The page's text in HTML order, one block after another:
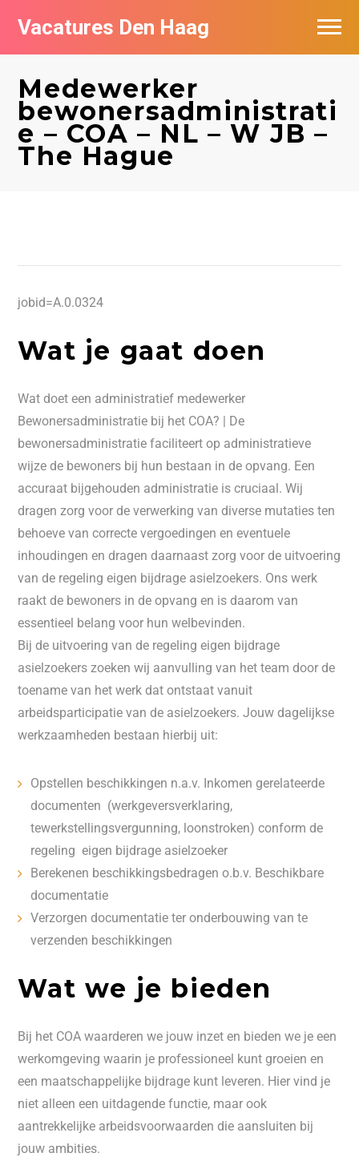
Vacatures Den Haag
Medewerker
bewonersadministrati
e – COA – NL – W JB –
The Hague
jobid=A.0.0324
Wat je gaat doen
Wat doet een administratief medewerker
Bewonersadministratie bij het COA? | De
bewonersadministratie faciliteert op administratieve
wijze de bewoners bij hun bestaan in de opvang. Een
accuraat bijgehouden administratie is cruciaal. Wij
dragen zorg voor de verwerking van diverse mutaties ten
behoeve van correcte vergoedingen en eventuele
inhoudingen en dragen daarnaast zorg voor de uitvoering
van de regeling eigen bijdrage asielzoekers. Ons werk
raakt de bewoners in de opvang en is daarom van
essentieel belang voor hun welbevinden.
Bij de uitvoering van de regeling eigen bijdrage
asielzoekers zoeken wij aanvulling van het team door de
toename van het werk dat ontstaat vanuit
arbeidsparticipatie van de asielzoekers. Jouw dagelijkse
werkzaamheden bestaan hierbij uit:
Opstellen beschikkingen n.a.v. Inkomen gerelateerde
documenten (werkgeversverklaring,
tewerkstellingsvergunning, loonstroken) conform de
regeling eigen bijdrage asielzoeker
Berekenen beschikkingsbedragen o.b.v. Beschikbare
documentatie
Verzorgen documentatie ter onderbouwing van te
verzenden beschikkingen
Wat we je bieden
Bij het COA waarderen we jouw inzet en bieden we je een
werkomgeving waarin je professioneel kunt groeien en
een maatschappelijke bijdrage kunt leveren. Hier vind je
niet alleen een uitdagende functie, maar ook
aantrekkelijke arbeidsvoorwaarden die aansluiten bij
jouw ambities.
Vacatures per bedrijf in Den Haag
Populair